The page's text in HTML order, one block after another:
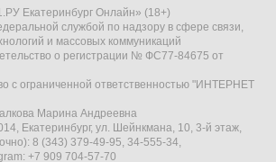
Екатеринбург Онлайн» (18+)
службой по надзору в сфере связи,
и массовых коммуникаций
о регистрации № ФС77-84675 от
с ограниченной ответственностью "ИНТЕРНЕТ
Марина Андреевна
Екатеринбург, ул. Шейнкмана, 10, 3-й этаж,
8 (343) 379-49-95, 34-555-34,
+7 909 704-57-70